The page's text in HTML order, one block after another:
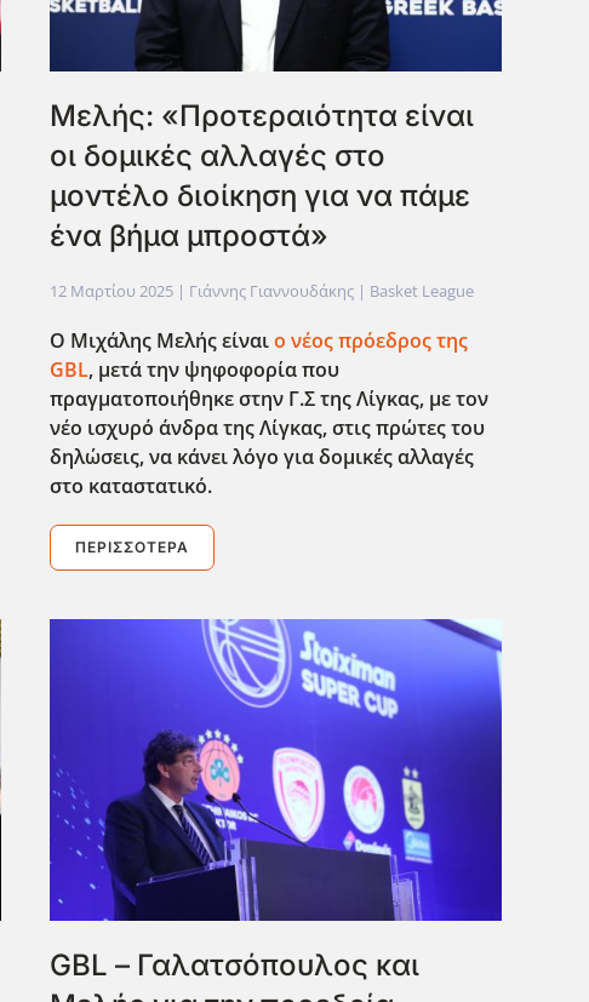
Μελής: «Προτεραιότητα είναι
οι δομικές αλλαγές στο
μοντέλο διοίκηση για να πάμε
ένα βήμα μπροστά»
12 Μαρτίου 2025| Γιάννης Γιαννουδάκης | Basket League
Ο Μιχάλης Μελής είναιο νέος πρόεδρος της
GBL, μετά την ψηφοφορία που
πραγματοποιήθηκε στην Γ.Σ της Λίγκας, με τον
νέο ισχυρό άνδρα της Λίγκας, στις πρώτες του
δηλώσεις, να κάνει λόγο για δομικές αλλαγές
στο καταστατικό.
ΠΕΡΙΣΣΌΤΕΡΑ
GBL – Γαλατσόπουλος και